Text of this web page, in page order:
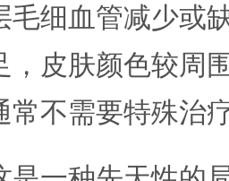
毛细血管减少或
，皮肤颜色较周
常不需要特殊治